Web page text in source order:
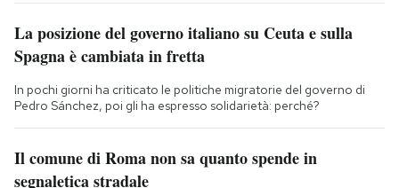
La posizione del governo italiano su Ceuta e sulla
Spagna è cambiata in fretta
In pochi giorni ha criticato le politiche migratorie del governo di
Pedro Sánchez, poi gli ha espresso solidarietà: perché?
Il comune di Roma non sa quanto spende in
segnaletica stradale